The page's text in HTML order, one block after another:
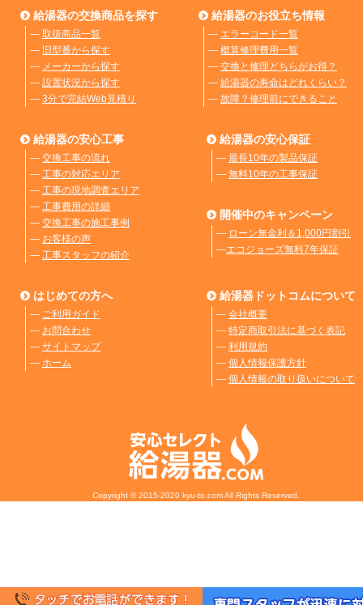
給湯器の交換商品を探す
― 取扱商品一覧
― 旧型番から探す
― メーカーから探す
― 設置状況から探す
― 3分で完結Web見積り
給湯器のお役立ち情報
― エラーコード一覧
― 概算修理費用一覧
― 交換と修理どちらがお得？
― 給湯器の寿命はどれくらい？
― 故障？修理前にできること
給湯器の安心工事
― 交換工事の流れ
― 工事の対応エリア
― 工事の現地調査エリア
― 工事費用の詳細
― 交換工事の施工事例
― お客様の声
― 工事スタッフの紹介
給湯器の安心保証
― 最長10年の製品保証
― 無料10年の工事保証
開催中のキャンペーン
― ローン無金利＆1,000円割引
―エコジョーズ無料7年保証
はじめての方へ
― ご利用ガイド
― お問合わせ
― サイトマップ
― ホーム
給湯器ドットコムについて
― 会社概要
― 特定商取引法に基づく表記
― 利用規約
― 個人情報保護方針
― 個人情報の取り扱いについて
Copyright © 2015-2020 kyu-to.com All Rights Reserved.